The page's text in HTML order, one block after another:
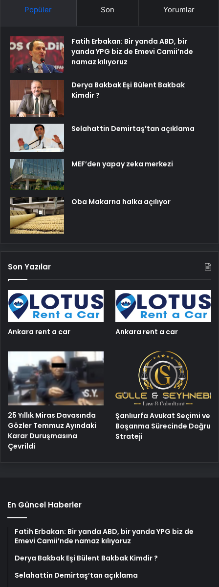
Popüler Son Yorumlar
Fatih Erbakan: Bir yanda ABD, bir
yanda YPG biz de Emevi Camii’nde
namaz kılıyoruz
Derya Bakbak Eşi Bülent Bakbak
Kimdir ?
Selahattin Demirtaş’tan açıklama
MEF’den yapay zeka merkezi
Oba Makarna halka açılıyor
Son Yazılar
Ankara rent a car Ankara rent a car
25 Yıllık Miras Davasında
Gözler Temmuz Ayındaki
Karar Duruşmasına
Çevrildi
Şanlıurfa Avukat Seçimi ve
Boşanma Sürecinde Doğru
Strateji
En Güncel Haberler
Fatih Erbakan: Bir yanda ABD, bir yanda YPG biz de
Emevi Camii’nde namaz kılıyoruz
Derya Bakbak Eşi Bülent Bakbak Kimdir ?
Selahattin Demirtaş’tan açıklama